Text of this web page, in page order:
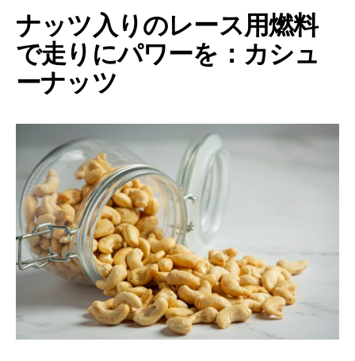
ナッツ入りのレース用燃料
で走りにパワーを：カシュ
ーナッツ